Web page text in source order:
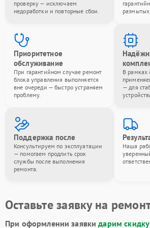
проверку — исключаем
недоработки и повторные сбои.
Приоритетное
обслуживание
При гарантийном случае ремонт
блока управления выполняется
вне очереди — быстро устраняем
проблему.
В рамках
— для
Поддержка после
Консультируем по эксплуатации
— помогаем продлить срок
службы после выполнения
ремонта.
Наша
Оставьте заявку на
При оформлении заявкидарим